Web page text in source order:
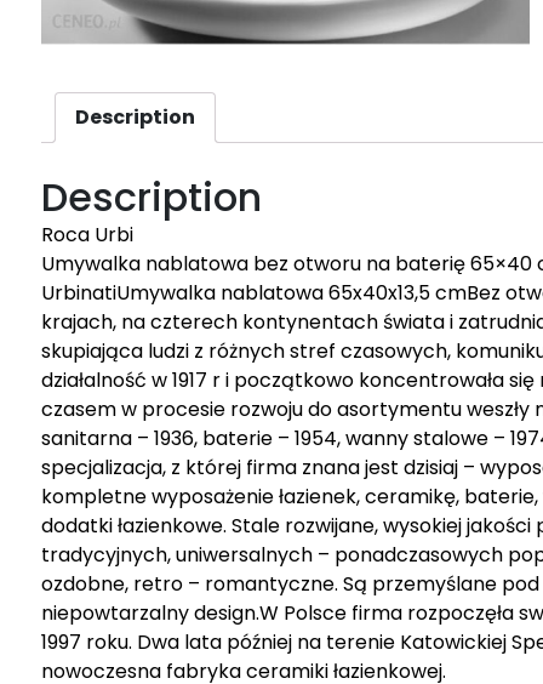
Description
Description
Roca Urbi
Umywalka nablatowa bez otworu na baterię 65×40
UrbinatiUmywalka nablatowa 65x40x13,5 cmBez
krajach, na czterech kontynentach świata i
skupiająca ludzi z różnych stref czasowych,
działalność w 1917 r i początkowo koncentrowała
czasem w procesie rozwoju do asortymentu weszły
sanitarna – 1936, baterie – 1954, wanny stalowe –
specjalizacja, z której firma znana jest dzisiaj –
kompletne wyposażenie łazienek, ceramikę,
dodatki łazienkowe. Stale rozwijane, wysokiej
tradycyjnych, uniwersalnych – ponadczasowych
ozdobne, retro – romantyczne. Są przemyślane
niepowtarzalny design.W Polsce firma rozpoczęła
1997 roku. Dwa lata później na terenie Katowickiej
nowoczesna fabryka ceramiki łazienkowej.